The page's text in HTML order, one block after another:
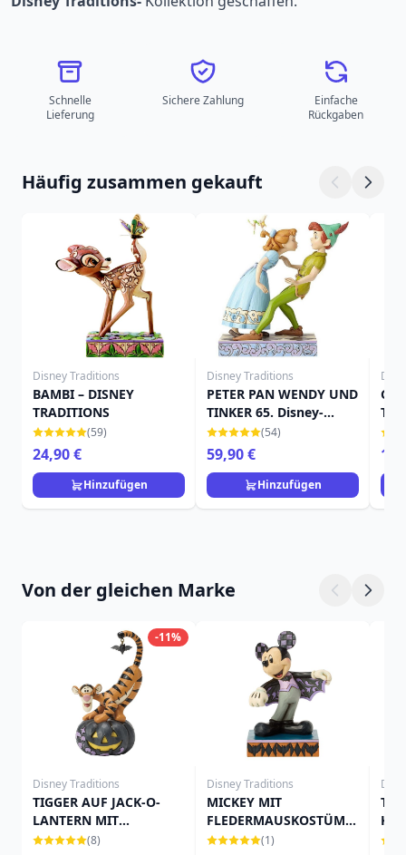
Schnelle
Lieferung
Sichere Zahlung
Einfache
Rückgaben
Häufig zusammen gekauft
Disney Traditions
BAMBI – DISNEY
TRADITIONS
(59)
24,90 €
Hinzufügen
Disney Traditions
PETER PAN WENDY UND
TINKER 65. Disney-
Geburtstagstraditionen
(54)
59,90 €
Hinzufügen
Von der gleichen Marke
-11%
Disney Traditions
TIGGER AUF JACK-O-
LANTERN MIT
FLEDERMAUS - DISNEY
(8)
Disney Traditions
MICKEY MIT
FLEDERMAUSKOSTÜM -
DISNEY TRADITIONS
(1)